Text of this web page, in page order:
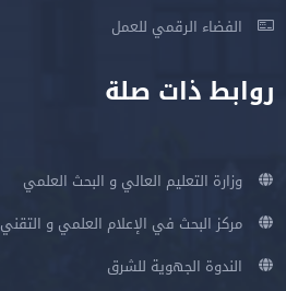
الفضاء الرقمي للعمل
روابط ذات صلة
وزارة التعليم العالي و البحث العلمي
مركز البحث في الإعلام العلمي و التقني
الندوة الجهوية للشرق